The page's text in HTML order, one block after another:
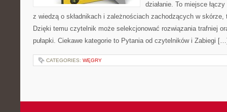
działanie. To miejsce
z wiedzą o składnikach i zależnościach zachodzących w skórze,
Dzięki temu czytelnik może selekcjonować rozwiązania trafniej
pułapki. Ciekawe kategorie to Pytania od czytelników i Zabiegi
CATEGORIES: WĘGRY